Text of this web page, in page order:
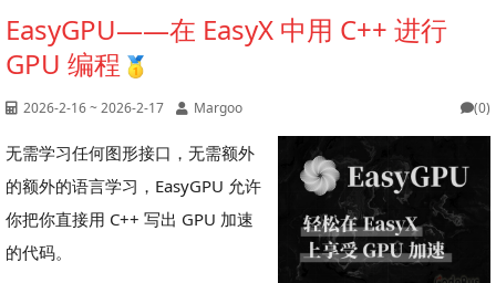
EasyGPU——在 EasyX 中用 C++ 进行
GPU 编程
2026-2-16 ~ 2026-2-17 Margoo (0)
无需学习任何图形接口，无需额外
的额外的语言学习，EasyGPU 允许
你把你直接用 C++ 写出 GPU 加速
的代码。